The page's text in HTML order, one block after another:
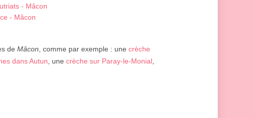
- Mâcon
- Mâcon
de Mâcon , comme par exemple : une crèche
dans Autun , une crèche sur Paray-le-Monial